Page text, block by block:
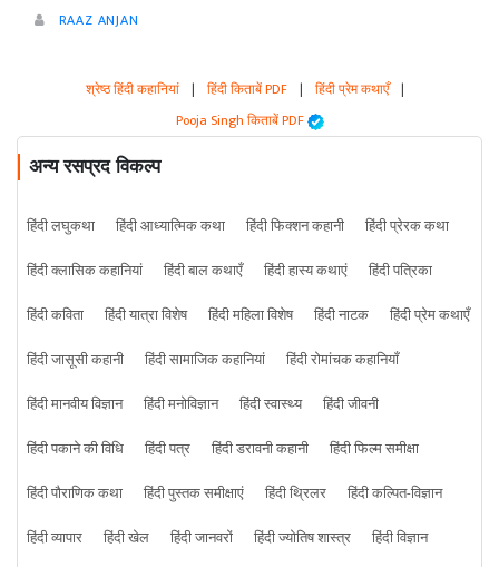
RAAZ ANJAN
श्रेष्ठ हिंदी कहानियां | हिंदी किताबें PDF | हिंदी प्रेम कथाएँ |
Pooja Singh किताबें PDF
अन्य रसप्रद विकल्प
हिंदी लघुकथा हिंदी आध्यात्मिक कथा हिंदी फिक्शन कहानी
हिंदी प्रेरक कथा
हिंदी क्लासिक कहानियां
हिंदी बाल कथाएँ हिंदी हास्य कथाएं
हिंदी पत्रिका
हिंदी कविता
हिंदी यात्रा विशेष हिंदी महिला विशेष हिंदी नाटक
हिंदी प्रेम कथाएँ
हिंदी जासूसी कहानी
हिंदी सामाजिक कहानियां
हिंदी रोमांचक कहानियाँ
हिंदी मानवीय विज्ञान
हिंदी मनोविज्ञान हिंदी स्वास्थ्य
हिंदी जीवनी
हिंदी पकाने की विधि
हिंदी पत्र हिंदी डरावनी कहानी
हिंदी फिल्म समीक्षा
हिंदी पौराणिक कथा
हिंदी पुस्तक समीक्षाएं हिंदी थ्रिलर
हिंदी कल्पित-विज्ञान
हिंदी व्यापार
हिंदी खेल हिंदी जानवरों हिंदी ज्योतिष शास्त्र
हिंदी विज्ञान